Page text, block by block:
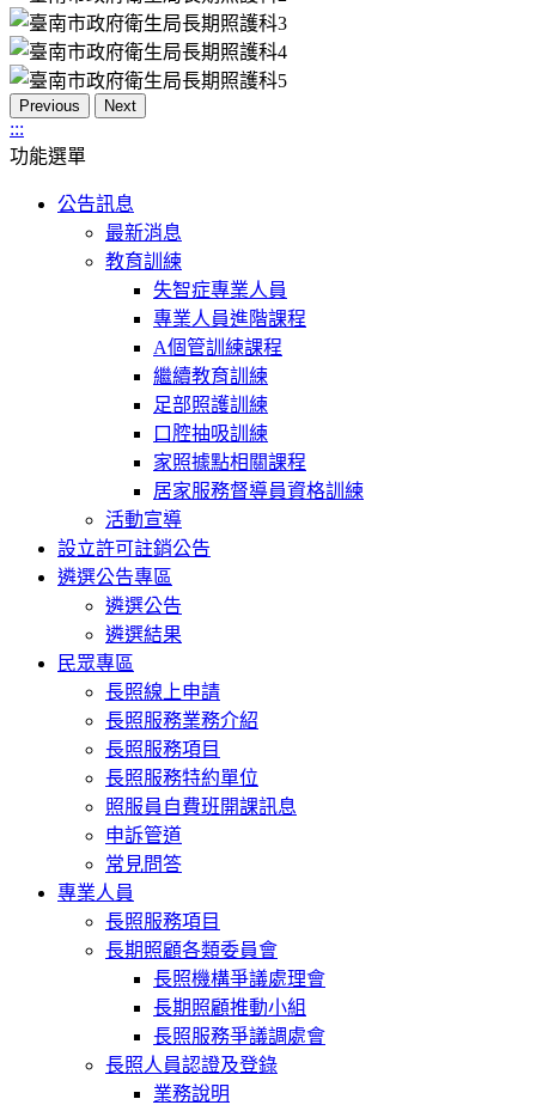
Previous Next
:::
功能選單
公告訊息
最新消息
教育訓練
失智症專業人員
專業人員進階課程
A個管訓練課程
繼續教育訓練
足部照護訓練
口腔抽吸訓練
家照據點相關課程
居家服務督導員資格訓練
活動宣導
設立許可註銷公告
遴選公告專區
遴選公告
遴選結果
民眾專區
長照線上申請
長照服務業務介紹
長照服務項目
長照服務特約單位
照服員自費班開課訊息
申訴管道
常見問答
專業人員
長照服務項目
長期照顧各類委員會
長照機構爭議處理會
長期照顧推動小組
長照服務爭議調處會
長照人員認證及登錄
業務說明